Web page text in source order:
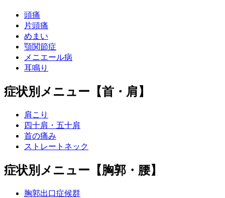
頭痛
片頭痛
めまい
顎関節症
メニエール病
耳鳴り
症状別メニュー【首・肩】
肩こり
四十肩・五十肩
首の痛み
ストレートネック
症状別メニュー【胸郭・腰】
胸郭出口症候群